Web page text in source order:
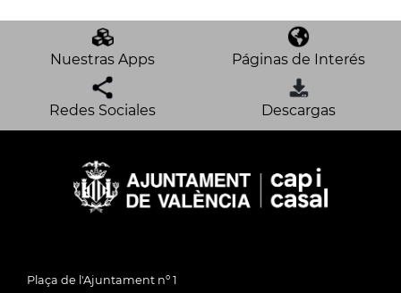
Nuestras Apps Páginas de Interés
Redes Sociales Descargas
Plaça de l'Ajuntament nº 1